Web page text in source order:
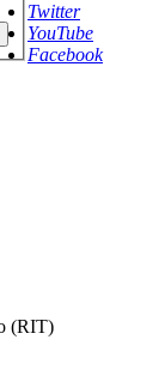
Twitter
YouTube
Facebook
(RIT)